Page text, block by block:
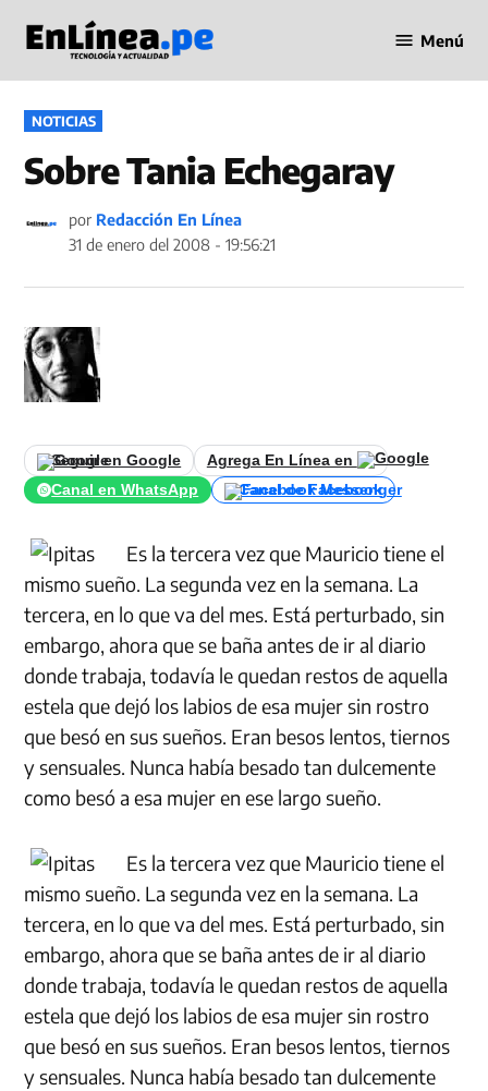
contenido
en Línea
Menú
PUBLICADO
EN
NOTICIAS
Sobre Tania Echegaray
por Redacción En Línea
31 de enero del 2008 - 19:56:21
Seguir en Google
Agrega En Línea en
Canal en WhatsApp
Canal de Facebook
Es la tercera vez que Mauricio tiene el
mismo sueño. La segunda vez en la semana. La
tercera, en lo que va del mes. Está perturbado, sin
embargo, ahora que se baña antes de ir al diario
donde trabaja, todavía le quedan restos de aquella
estela que dejó los labios de esa mujer sin rostro
que besó en sus sueños. Eran besos lentos, tiernos
y sensuales. Nunca había besado tan dulcemente
como besó a esa mujer en ese largo sueño.
Es la tercera vez que Mauricio tiene el
mismo sueño. La segunda vez en la semana. La
tercera, en lo que va del mes. Está perturbado, sin
embargo, ahora que se baña antes de ir al diario
donde trabaja, todavía le quedan restos de aquella
estela que dejó los labios de esa mujer sin rostro
que besó en sus sueños. Eran besos lentos, tiernos
y sensuales. Nunca había besado tan dulcemente